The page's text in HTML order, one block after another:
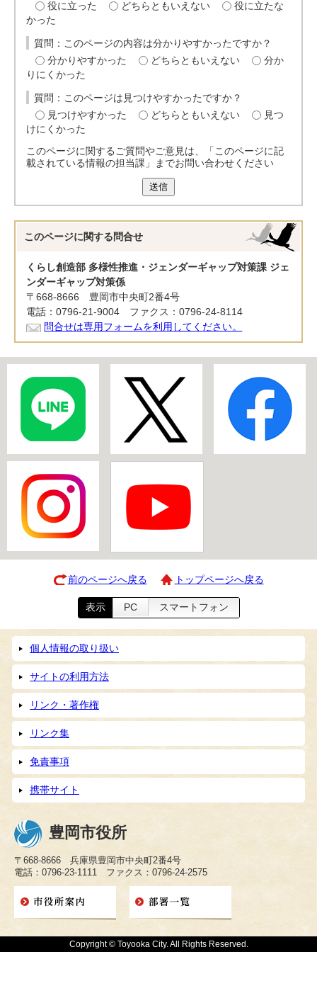
役に立った
どちらともいえない
役に立たな
かった
質問：このページの内容は分かりやすかったですか？
分かりやすかった
どちらともいえない
分か
りにくかった
質問：このページは見つけやすかったですか？
見つけやすかった
どちらともいえない
見つ
けにくかった
このページに関するご質問やご意見は、「このページに記
載されている情報の担当課」までお問い合わせください
送信
このページに関する 問合せ
くらし創造部 多様性推進・ジェンダーギャップ対策課 ジェ
ンダーギャップ対策係
〒668-8666 豊岡市中央町2番4号
電話：0796-21-9004 ファクス：0796-24-8114
問合せは専用フォームを利用してください。
前のページへ戻る トップページへ戻る
表示 PC スマートフォン
個人情報の取り扱い
サイトの利用方法
リンク・著作権
リンク集
免責事項
携帯サイト
豊岡市役所
〒668-8666 兵庫県豊岡市中央町2番4号
電話：0796-23-1111 ファクス：0796-24-2575
Copyright © Toyooka City. All Rights Reserved.